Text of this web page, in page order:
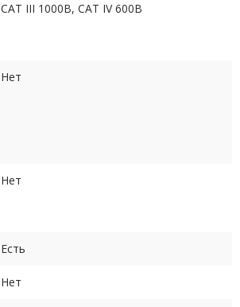
САТ III 1000В, САТ IV 600В
Нет
Нет
Есть
Нет